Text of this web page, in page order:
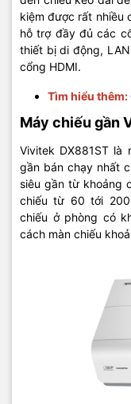
kiệm được rất nhiều
hỗ trợ đầy đủ các
thiết bị di động,
cổng HDMI.
Tìm hiểu thêm:
Máy chiếu gần
Vivitek DX881ST là
gần bán chạy nhất
siêu gần từ khoảng
chiếu từ 60 tới
chiếu ở phòng có
cách màn chiếu